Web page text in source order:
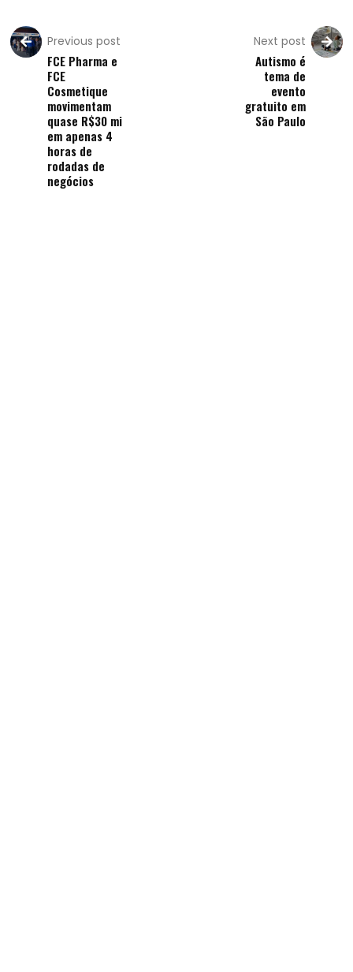
Previous post
FCE Pharma e
FCE
Cosmetique
movimentam
quase R$30 mi
em apenas 4
horas de
rodadas de
negócios
Next post
Autismo é
tema de
evento
gratuito em
São Paulo